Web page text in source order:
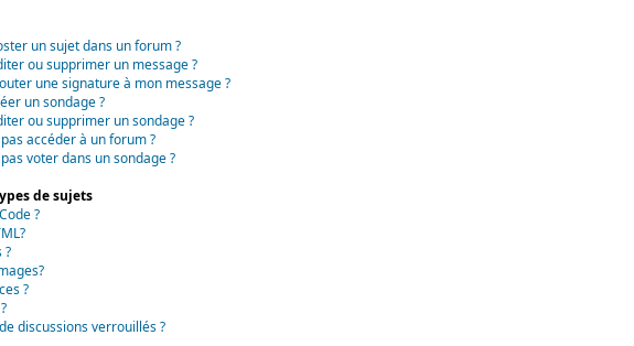
un sujet dans un forum ?
ou supprimer un message ?
une signature à mon message ?
un sondage ?
ou supprimer un sondage ?
accéder à un forum ?
voter dans un sondage ?
de sujets
?
?
?
discussions verrouillés ?